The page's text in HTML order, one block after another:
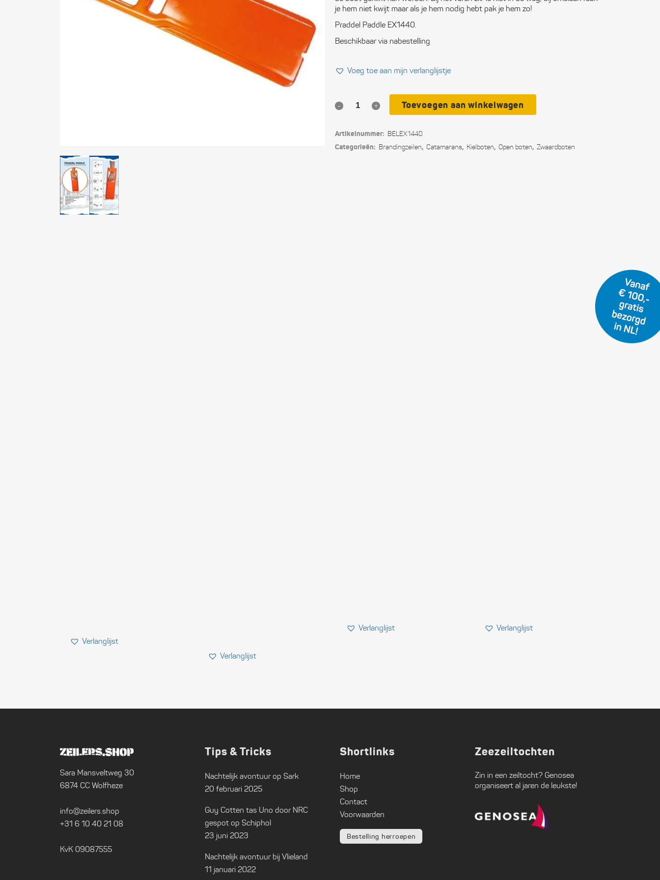
Electronica
Sluitingen
Communicatie
je hem niet kwijt maar als je hem nodig hebt pak je hem zo!
Praddel Paddle EX1440.
Beschikbaar via nabestelling
Voeg toe aan mijn verlanglijstje
Praddle
Toevoegen aan winkelwagen
Artikelnummer: BELEX1440
Categorieën: Branding­­­zeilen, Catamarans, Kielboten, Open boten, Zwaard­boten
Sara Mansveltweg 30
6874 CC Wolfheze
info@zeilers.shop
+31 6 10 40 21 08
KvK 09087555
Tips & Tricks
Nachtelijk avontuur op Sark
20 februari 2025
Guy Cotten tas Uno door NRC
gespot op Schiphol
23 juni 2023
Nachtelijk avontuur bij Vlieland
11 januari 2022
Shortlinks
Home
Shop
Contact
Voorwaarden
Bestelling herroepen
Zeezeiltochten
Zin in een zeiltocht? Genosea
organiseert al jaren de leukste!